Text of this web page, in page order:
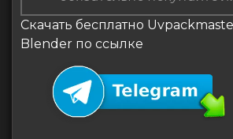
Скачать бесплатно
Blender по ссылке